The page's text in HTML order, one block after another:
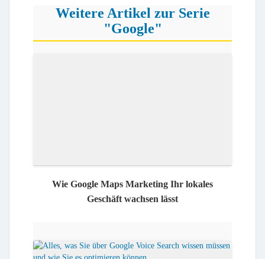
Weitere Artikel zur Serie
"Google"
Wie Google Maps Marketing Ihr lokales
Geschäft wachsen lässt